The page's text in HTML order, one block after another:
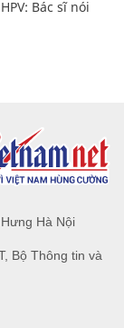
Bác sĩ nói
Hà Nội
Bộ Thông tin và